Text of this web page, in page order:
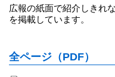
広報の紙面で紹介しきれ
を掲載しています。
全ページ（PDF）